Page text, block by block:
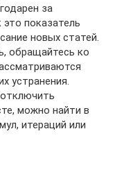
за
показатель
новых статей.
обращайтесь ко
устранения.
можно найти в
итераций или